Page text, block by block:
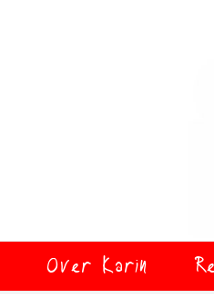
Over Karin